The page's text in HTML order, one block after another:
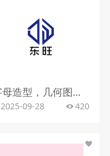
字母造型，几何图形，蓝色调
2025-09-28 420